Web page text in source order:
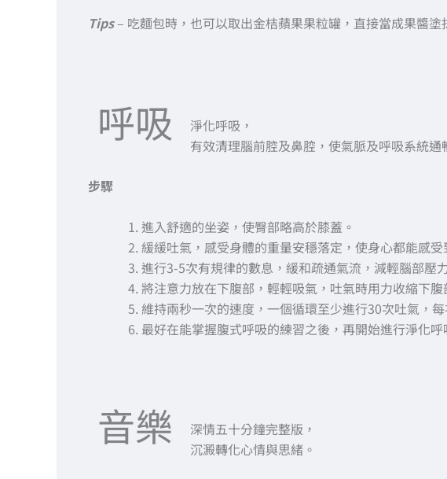
Tips– 吃麵包時，也可以取出金桔蘋果果粒罐，直接當成果醬
呼吸
淨化呼吸，
有效清理腦前腔及鼻腔，使氣脈及呼吸系統通
步驟
進入舒適的坐姿，使臀部略高於膝蓋。
緩緩吐氣，感受身體的重量安穩落定，使身心都能感
進行3-5次有規律的數息，緩和疏通氣流，減輕腦部壓
將注意力放在下腹部，輕輕吸氣，吐氣時用力收縮下
維持兩秒一次的速度，一個循環至少進行30次吐氣，
最好在能掌握腹式呼吸的練習之後，再開始進行淨化呼
音樂
深情五十分鐘完整版，
沉澱轉化心情與思緒。